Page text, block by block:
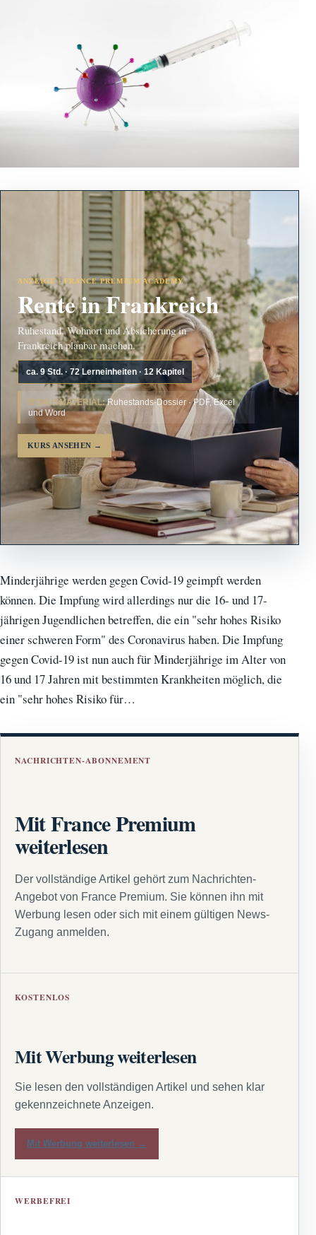
ANZEIGE · FRANCE PREMIUM ACADEMY
Rente in Frankreich
Ruhestand, Wohnort und Absicherung in
Frankreich planbar machen.
ca. 9 Std. · 72 Lerneinheiten · 12 Kapitel
BONUSMATERIAL:Ruhestands-Dossier · PDF, Excel
und Word
KURS ANSEHEN →
Minderjährige werden gegen Covid-19 geimpft werden
können. Die Impfung wird allerdings nur die 16- und 17-
jährigen Jugendlichen betreffen, die ein "sehr hohes Risiko
einer schweren Form" des Coronavirus haben. Die Impfung
gegen Covid-19 ist nun auch für Minderjährige im Alter von
16 und 17 Jahren mit bestimmten Krankheiten möglich, die
ein "sehr hohes Risiko für…
NACHRICHTEN-ABONNEMENT
Mit France Premium
weiterlesen
Der vollständige Artikel gehört zum Nachrichten-
Angebot von France Premium. Sie können ihn mit
Werbung lesen oder sich mit einem gültigen News-
Zugang anmelden.
KOSTENLOS
Mit Werbung weiterlesen
Sie lesen den vollständigen Artikel und sehen klar
gekennzeichnete Anzeigen.
Mit Werbung weiterlesen →
WERBEFREI